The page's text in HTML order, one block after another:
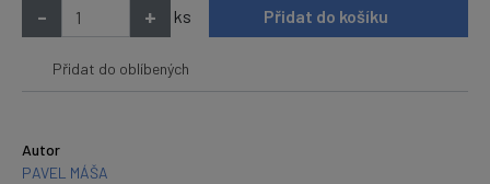
- + ks Přidat do košíku
Přidat do oblíbených
Autor
PAVEL MÁŠA